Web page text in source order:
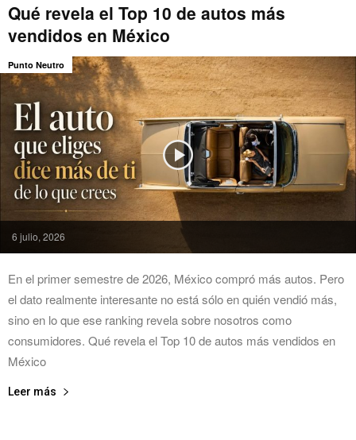
Qué revela el Top 10 de autos más
vendidos en México
6 julio, 2026
Punto Neutro
En el primer semestre de 2026, México compró más autos. Pero
el dato realmente interesante no está sólo en quién vendió más,
sino en lo que ese ranking revela sobre nosotros como
consumidores. Qué revela el Top 10 de autos más vendidos en
México
Leer más